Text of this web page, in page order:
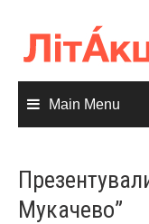
content
Main Menu
Мукачево”